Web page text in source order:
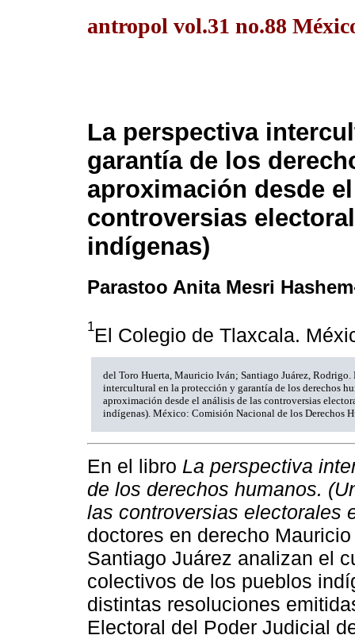
antropol vol.31 no.88
La perspectiva
garantía de los
aproximación desde
controversias
indígenas)
Parastoo Anita Mesri
1El Colegio de Tlaxcala.
del Toro Huerta, Mauricio Iván; Santiago Juárez, Rodrigo.
intercultural en la protección y garantía de los derechos
aproximación desde el análisis de las controversias
indígenas). México: Comisión Nacional de los Derechos
En el libro La perspectiva
de los derechos humanos.
las controversias electorales
doctores en derecho
Santiago Juárez analizan el
colectivos de los pueblos
distintas resoluciones
Electoral del Poder Judicial